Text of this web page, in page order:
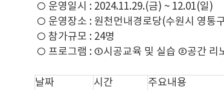
○ 운영일시 : 2024.11.29.(금) ~ 12.01(일)
○ 운영장소 : 원천먼내경로당(수원시 영통
○ 참가규모 : 24명
○ 프로그램 : ①시공교육 및 실습 ②공간 리
날짜 시간
주요내용